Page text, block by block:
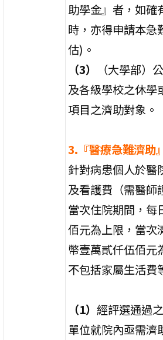
助學金』者，如確
時，亦得申請本急
估)。
（3）
（大學部）
及各級學校之休學
項目之濟助對象。
3.『醫療急難濟助
針對病患個人於醫
及看護費（需醫師
當次住院期間，每
佰元為上限，當次
幣壹萬貳仟伍佰元
不包括家屬生活費
（1）經評選通過
單位就院內亟需濟